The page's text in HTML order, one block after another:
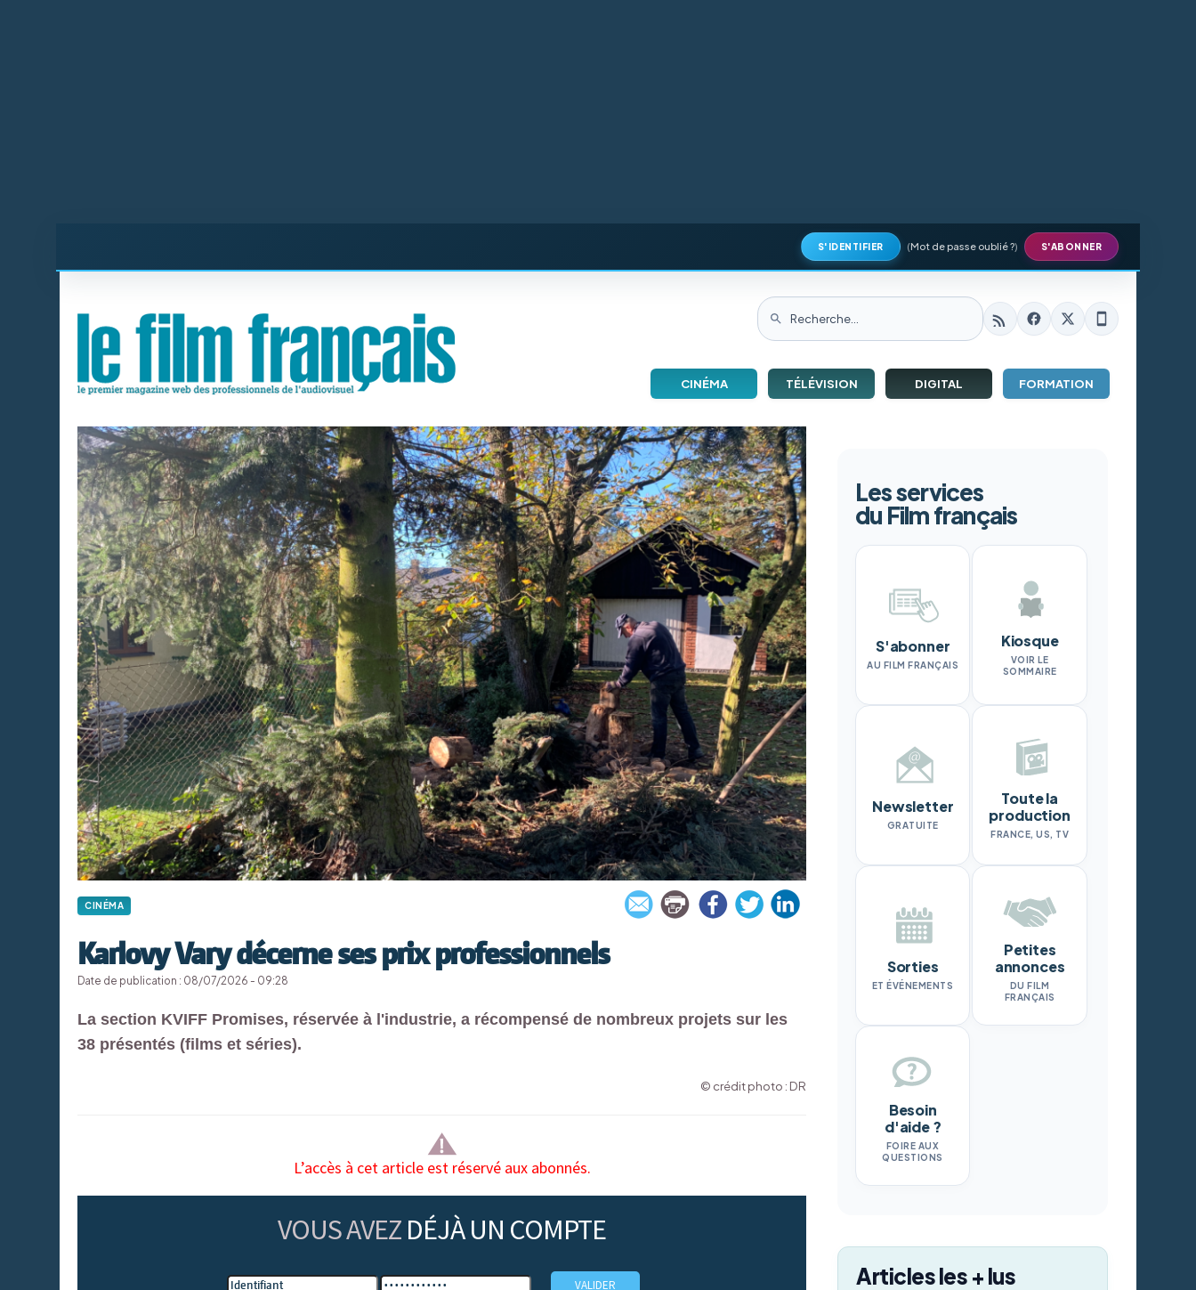
S'IDENTIFIER (Mot de passe oublié ?) S'ABONNER
CINÉMA TÉLÉVISION DIGITAL FORMATION
CINÉMA
Karlovy Vary décerne ses prix professionnels
Date de publication : 08/07/2026 - 09:28
La section KVIFF Promises, réservée à l'industrie, a récompensé de nombreux projets sur les
38 présentés (films et séries).
© crédit photo : DR
L’accès à cet article est réservé aux abonnés.
VOUS AVEZ DÉJÀ UN COMPTE
Les services
du Film français
S'abonner
AU FILM FRANÇAIS
Kiosque
VOIR LE
SOMMAIRE
Newsletter
GRATUITE
Toute la
production
FRANCE, US, TV
Sorties
ET ÉVÉNEMENTS
Petites
annonces
DU FILM
FRANÇAIS
Besoin
d'aide ?
FOIRE AUX
QUESTIONS
Articles les + lus